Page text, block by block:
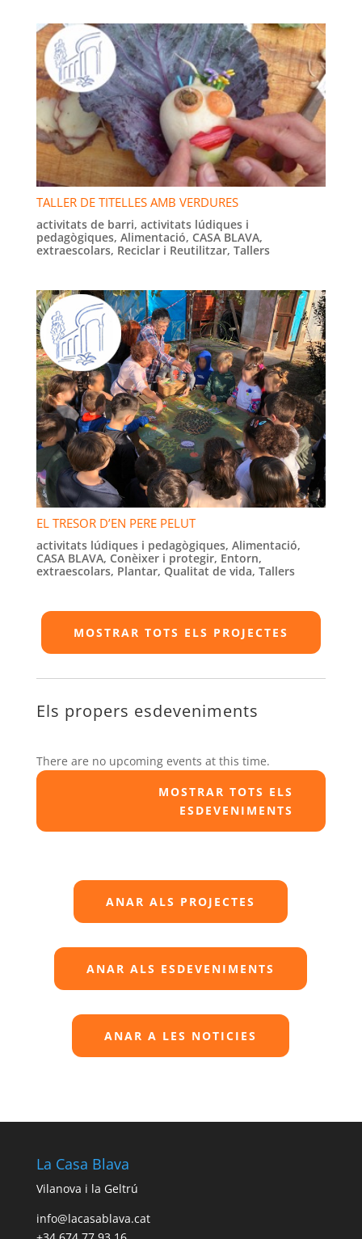
TALLER DE TITELLES AMB VERDURES
activitats de barri, activitats lúdiques i
pedagògiques, Alimentació, CASA BLAVA,
extraescolars, Reciclar i Reutilitzar, Tallers
EL TRESOR D’EN PERE PELUT
activitats lúdiques i pedagògiques, Alimentació,
CASA BLAVA, Conèixer i protegir, Entorn,
extraescolars, Plantar, Qualitat de vida, Tallers
MOSTRAR TOTS ELS PROJECTES
Els propers esdeveniments
There are no upcoming events at this time.
MOSTRAR TOTS ELS
ESDEVENIMENTS
ANAR ALS PROJECTES
ANAR ALS ESDEVENIMENTS
ANAR A LES NOTICIES
La Casa Blava
Vilanova i la Geltrú
info@lacasablava.cat